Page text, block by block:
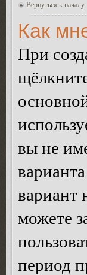
Вернуться к началу
Как
При
вы не
вариант
можете
период